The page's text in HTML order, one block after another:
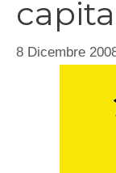
8 Dicembre